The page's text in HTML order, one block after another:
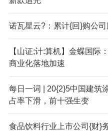
诺瓦星云?：累计{回}购公
【山证;计:算机】金蝶国际
商业化落地加速
每日一词 | 20{2}5中国建筑
占率下滑，前十强生变
食品饮料行业上市公司{财}